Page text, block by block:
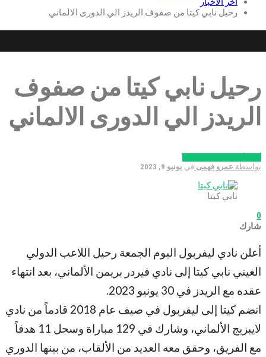
رحيل نابي كيتا من صفوف الريدز الي الدورى الالماني
رحيل نابي كيتا من صفوف
الريدز الي الدورى الالماني
بواسطةعمرو فهمى في يونيو 9, 2023
نابي كيتا
شارك
أعلن نادي ليفربول اليوم الجمعة رحيل اللاعب الدولي
الغيني نابي كيتا إلى نادي فيردر بريمن الألماني، بعد انتهاء
عقده مع الريدز في 30 يونيو 2023.
انضم كيتا إلى ليفربول في صيف عام 2018 قادماً من نادي
لايبزيج الألماني، وشارك في 129 مباراة وسجل 11 هدفاً
مع الفريق، وحقق معه العديد من الألقاب، من بينها الدوري